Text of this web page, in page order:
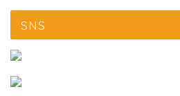
SNS